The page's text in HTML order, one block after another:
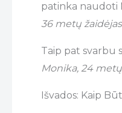
patinka naudoti
36 metų žaidėjas
Taip pat svarbu
Monika, 24
Išvados: Kaip